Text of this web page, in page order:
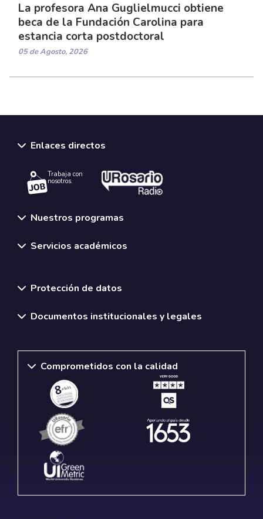
La profesora Ana Guglielmucci obtiene
beca de la Fundación Carolina para
estancia corta postdoctoral
05 de Agosto, 2026
Enlaces directos
Trabaja con
nosotros.
Nuestros programas
Servicios académicos
Protección de datos
Documentos institucionales y legales
Comprometidos con la calidad